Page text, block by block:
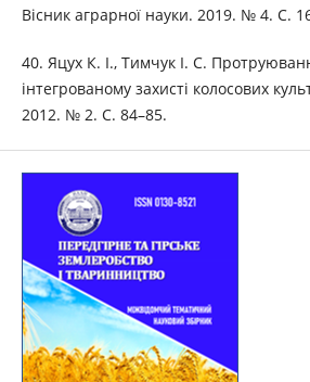
Вісник аграрної науки. 2019. № 4. С.
40. Яцух К. І., Тимчук І. С.
інтегрованому захисті колосових
2012. № 2. С. 84–85.